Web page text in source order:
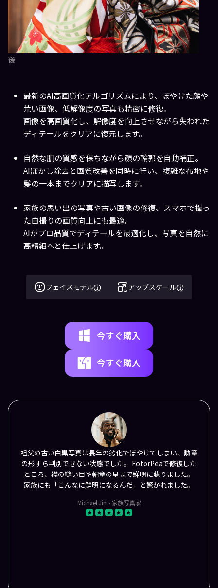
後
最新のAI高画質化アルゴリズムにより、ぼやけた顔や
荒い画像、低解像度の写真も精密に修復。
画像を高画質化し、解像度を向上させながら失われた
ディテールをクリアに復元します。
自然な肌の質感を保ちながら顔の輪郭を自動補正。
AIぼかし除去と画質改善を同時に行い、複雑な布地や
髪の一本までクリアに描写します。
家族の思い出の写真や古い画像の修復、スマホで撮っ
た自撮りの画質向上にも最適。
AIがプロ品質でディテールを最適化し、写真を自然に
高精細へと仕上げます。
フェイスモデル アップスケール
今すぐ購入
今すぐ購入
祖父の古い白黒写真は長年の劣化でぼやけてしまい、勲章
の形すら判別できない状態でした。 FotorPeaで修復した
ところ、襟の縫い目や帽章の星まで鮮明に蘇りました。
家族にも「こんなに鮮明になるんだ」と驚かれました。
Michael Jin • 家族写真家